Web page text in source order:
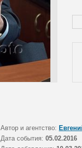
Автор и агентство:
Дата события: 05.02.2016